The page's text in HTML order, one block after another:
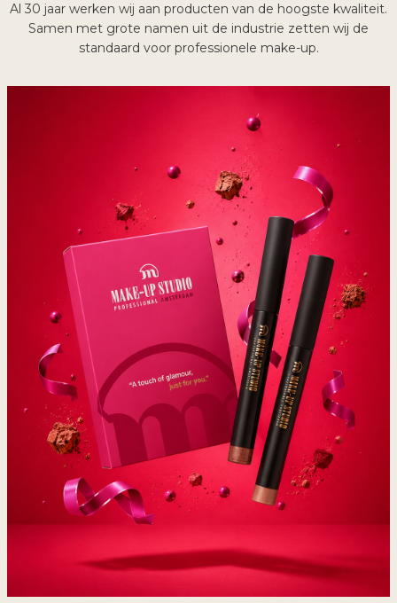
Al 30 jaar werken wij aan producten van de hoogste kwaliteit.
Samen met grote namen uit de industrie zetten wij de
standaard voor professionele make-up.